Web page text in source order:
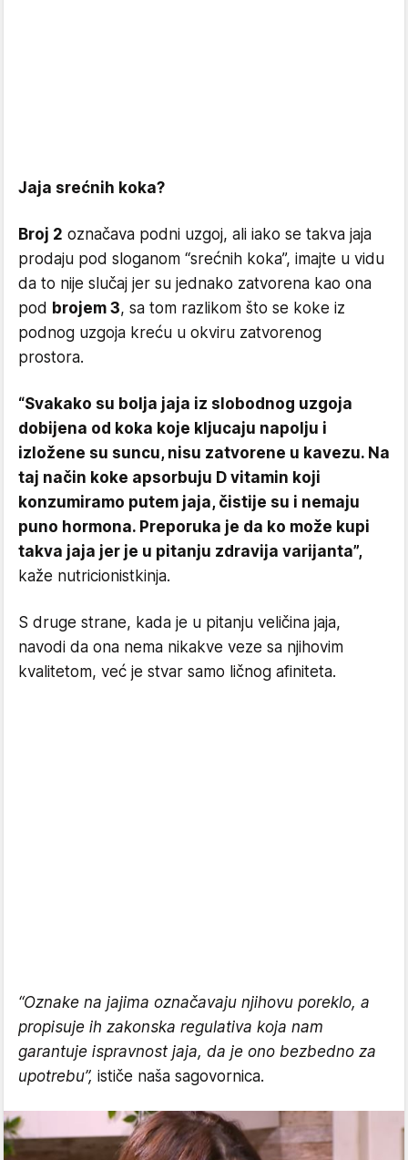
Jaja srećnih koka?
Broj 2 označava podni uzgoj, ali iako se takva jaja
prodaju pod sloganom “srećnih koka”, imajte u vidu
da to nije slučaj jer su jednako zatvorena kao ona
pod brojem 3, sa tom razlikom što se koke iz
podnog uzgoja kreću u okviru zatvorenog
prostora.
“Svakako su bolja jaja iz slobodnog uzgoja
dobijena od koka koje kljucaju napolju i
izložene su suncu, nisu zatvorene u kavezu. Na
taj način koke apsorbuju D vitamin koji
konzumiramo putem jaja, čistije su i nemaju
puno hormona. Preporuka je da ko može kupi
takva jaja jer je u pitanju zdravija varijanta”,
kaže nutricionistkinja.
S druge strane, kada je u pitanju veličina jaja,
navodi da ona nema nikakve veze sa njihovim
kvalitetom, već je stvar samo ličnog afiniteta.
“Oznake na jajima označavaju njihovu poreklo, a
propisuje ih zakonska regulativa koja nam
garantuje ispravnost jaja, da je ono bezbedno za
upotrebu”, ističe naša sagovornica.